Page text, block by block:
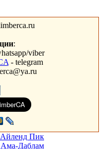
:
viber
- telegram